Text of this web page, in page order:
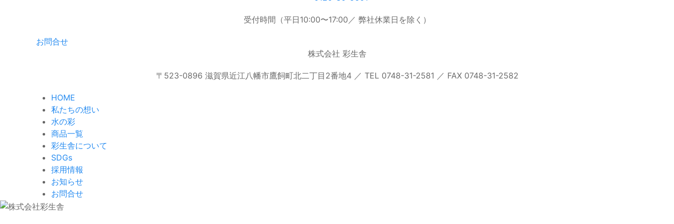
受付時間（平日10:00〜17:00／ 弊社休業日を除く）
お問合せ
株式会社 彩生舎
〒523-0896 滋賀県近江八幡市鷹飼町北二丁目2番地4 ／ TEL 0748-31-2581 ／ FAX 0748-31-2582
HOME
私たちの想い
水の彩
商品一覧
彩生舎について
SDGs
採用情報
お知らせ
お問合せ